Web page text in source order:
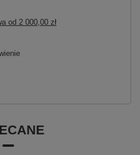
od 2 000,00 zł